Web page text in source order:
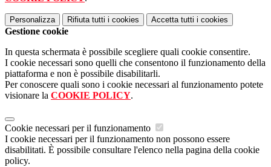
Personalizza Rifiuta tutti i cookies Accetta tutti i cookies
Gestione cookie
In questa schermata è possibile scegliere quali cookie consentire.
I cookie necessari sono quelli che consentono il funzionamento della
piattaforma e non è possibile disabilitarli.
Per conoscere quali sono i cookie necessari al funzionamento potete
visionare la COOKIE POLICY.
Cookie necessari per il funzionamento
I cookie necessari per il funzionamento non possono essere
disabilitati. È possibile consultare l'elenco nella pagina della cookie
policy.